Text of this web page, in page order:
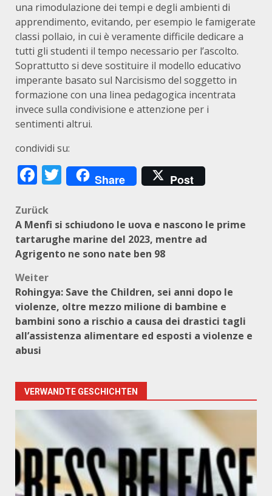
una rimodulazione dei tempi e degli ambienti di
apprendimento, evitando, per esempio le famigerate
classi pollaio, in cui è veramente difficile dedicare a
tutti gli studenti il tempo necessario per l’ascolto.
Soprattutto si deve sostituire il modello educativo
imperante basato sul Narcisismo del soggetto in
formazione con una linea pedagogica incentrata
invece sulla condivisione e attenzione per i
sentimenti altrui.
condividi su:
Facebook
Twitter
Share Post
Beitragsnavigation
Zurück
A Menfi si schiudono le uova e nascono le prime
tartarughe marine del 2023, mentre ad
Agrigento ne sono nate ben 98
Weiter
Rohingya: Save the Children, sei anni dopo le
violenze, oltre mezzo milione di bambine e
bambini sono a rischio a causa dei drastici tagli
all’assistenza alimentare ed esposti a violenze e
abusi
VERWANDTE GESCHICHTEN